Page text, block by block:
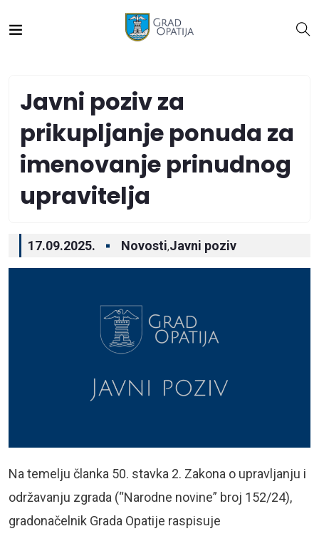
Javni poziv za
prikupljanje ponuda za
imenovanje prinudnog
upravitelja
17.09.2025. Novosti,Javni poziv
Na temelju članka 50. stavka 2. Zakona o upravljanju i
održavanju zgrada (“Narodne novine” broj 152/24),
gradonačelnik Grada Opatije raspisuje